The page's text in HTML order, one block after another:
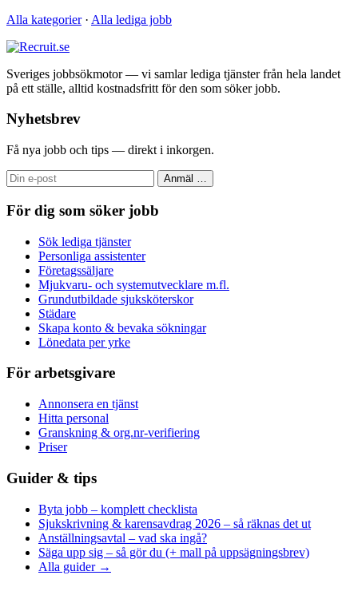
Alla kategorier· Alla lediga jobb
Sveriges jobbsökmotor — vi samlar lediga tjänster från hela landet
på ett ställe, alltid kostnadsfritt för den som söker jobb.
Nyhetsbrev
Få nya jobb och tips — direkt i inkorgen.
Anmäl …
För dig som söker jobb
Sök lediga tjänster
Personliga assistenter
Företagssäljare
Mjukvaru- och systemutvecklare m.fl.
Grundutbildade sjuksköterskor
Städare
Skapa konto & bevaka sökningar
Lönedata per yrke
För arbetsgivare
Annonsera en tjänst
Hitta personal
Granskning & org.nr-verifiering
Priser
Guider & tips
Byta jobb – komplett checklista
Sjukskrivning & karensavdrag 2026 – så räknas det ut
Anställningsavtal – vad ska ingå?
Säga upp sig – så gör du (+ mall på uppsägningsbrev)
Alla guider →